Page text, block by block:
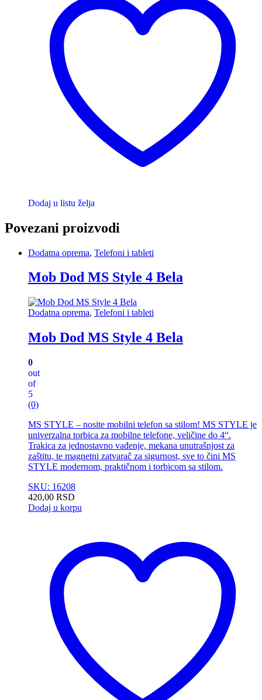
Dodaj u listu želja
Povezani proizvodi
Dodatna oprema, Telefoni i tableti
Mob Dod MS Style 4 Bela
Dodatna oprema, Telefoni i tableti
Mob Dod MS Style 4 Bela
0
out
of
5
(0)
MS STYLE – nosite mobilni telefon sa stilom! MS STYLE je
univerzalna torbica za mobilne telefone, veličine do 4“.
Trakica za jednostavno vađenje, mekana unutrašnjost za
zaštitu, te magnetni zatvarač za sigurnost, sve to čini MS
STYLE modernom, praktičnom i torbicom sa stilom.
SKU: 16208
420,00 RSD
Dodaj u korpu